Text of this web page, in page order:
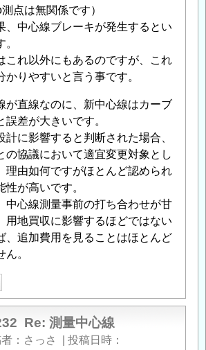
点は無関係です）
、中心線ブレーキが発生するとい
。
これ以外にもあるのですが、これ
かりやすいと言う事です。
が直線なのに、新中心線はカーブ
誤差が大きいです。
計に影響すると判断された場合、
の協議において適宜変更対象とし
理由如何ですがほとんど認められ
性が高いです。
中心線測量事前の打ち合わせが甘
用地買収に影響するほどではない
、追加費用を見ることはほとんど
ん。
Re: 測量中心線
さっさ
投稿日時